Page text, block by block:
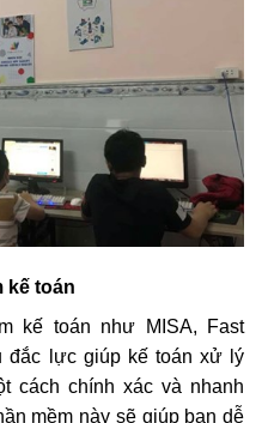
kế toán
kế toán như MISA, Fast
đắc lực giúp kế toán xử lý
cách chính xác và nhanh
mềm này sẽ giúp bạn dễ